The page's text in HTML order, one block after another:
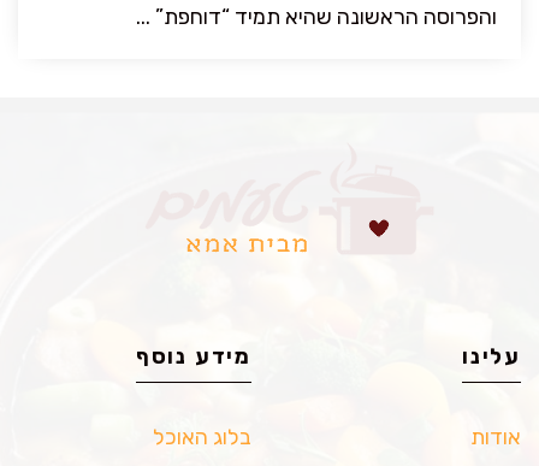
והפרוסה הראשונה שהיא תמיד “דוחפת” ...
עלינו
אודות
מידע נוסף
בלוג האוכל